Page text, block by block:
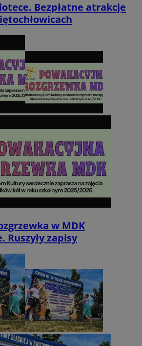
Bezpłatne atrakcje
w MDK
Ruszyły zapisy